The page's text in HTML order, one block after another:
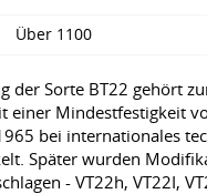
Über 1100
der Sorte BT22 gehört
einer Mindestfestigkeit
bei internationales
Später wurden
- VT22h, VT22I,